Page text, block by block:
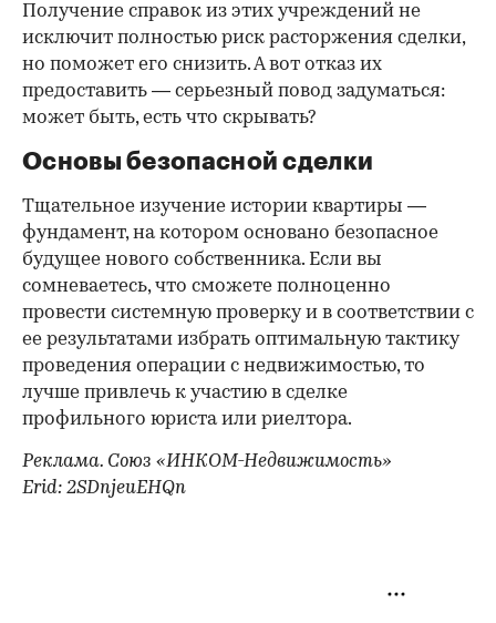
Получение справок из этих учреждений не
исключит полностью риск расторжения сделки,
но поможет его снизить. А вот отказ их
предоставить — серьезный повод задуматься:
может быть, есть что скрывать?
Основы безопасной сделки
Тщательное изучение истории квартиры —
фундамент, на котором основано безопасное
будущее нового собственника. Если вы
сомневаетесь, что сможете полноценно
провести системную проверку и в соответствии с
ее результатами избрать оптимальную тактику
проведения операции с недвижимостью, то
лучше привлечь к участию в сделке
профильного юриста или риелтора.
Реклама. Союз «ИНКОМ-Недвижимость»
Erid: 2SDnjeuEHQn